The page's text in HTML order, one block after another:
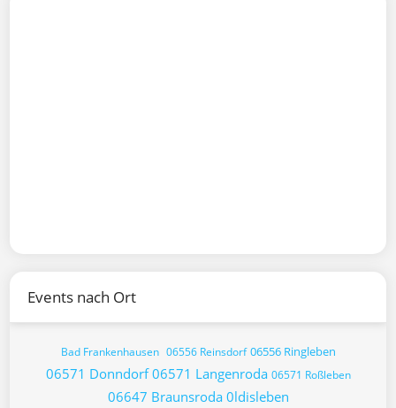
Events nach Ort
Bad Frankenhausen 06556 Reinsdorf 06556 Ringleben
06571 Donndorf 06571 Langenroda 06571 Roßleben
06647 Braunsroda 0ldisleben